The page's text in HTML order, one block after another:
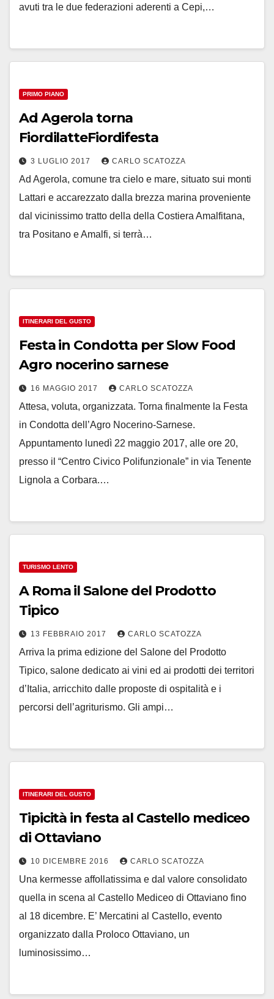
avuti tra le due federazioni aderenti a Cepi,…
PRIMO PIANO
Ad Agerola torna
FiordilatteFiordifesta
3 LUGLIO 2017 CARLO SCATOZZA
Ad Agerola, comune tra cielo e mare, situato sui monti
Lattari e accarezzato dalla brezza marina proveniente
dal vicinissimo tratto della della Costiera Amalfitana,
tra Positano e Amalfi, si terrà…
ITINERARI DEL GUSTO
Festa in Condotta per Slow Food
Agro nocerino sarnese
16 MAGGIO 2017 CARLO SCATOZZA
Attesa, voluta, organizzata. Torna finalmente la Festa
in Condotta dell’Agro Nocerino-Sarnese.
Appuntamento lunedì 22 maggio 2017, alle ore 20,
presso il “Centro Civico Polifunzionale” in via Tenente
Lignola a Corbara.…
TURISMO LENTO
A Roma il Salone del Prodotto
Tipico
13 FEBBRAIO 2017 CARLO SCATOZZA
Arriva la prima edizione del Salone del Prodotto
Tipico, salone dedicato ai vini ed ai prodotti dei territori
d’Italia, arricchito dalle proposte di ospitalità e i
percorsi dell’agriturismo. Gli ampi…
ITINERARI DEL GUSTO
Tipicità in festa al Castello mediceo
di Ottaviano
10 DICEMBRE 2016 CARLO SCATOZZA
Una kermesse affollatissima e dal valore consolidato
quella in scena al Castello Mediceo di Ottaviano fino
al 18 dicembre. E’ Mercatini al Castello, evento
organizzato dalla Proloco Ottaviano, un
luminosissimo…